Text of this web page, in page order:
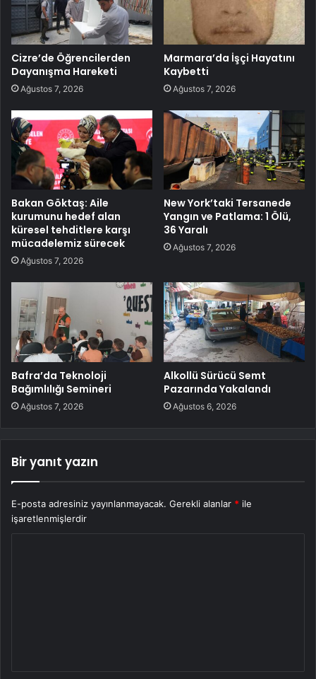
Cizre’de Öğrencilerden
Dayanışma Hareketi
Ağustos 7, 2026
Marmara’da İşçi Hayatını
Kaybetti
Ağustos 7, 2026
Bakan Göktaş: Aile
kurumunu hedef alan
küresel tehditlere karşı
mücadelemiz sürecek
Ağustos 7, 2026
New York’taki Tersanede
Yangın ve Patlama: 1 Ölü,
36 Yaralı
Ağustos 7, 2026
Bafra’da Teknoloji
Bağımlılığı Semineri
Ağustos 7, 2026
Alkollü Sürücü Semt
Pazarında Yakalandı
Ağustos 6, 2026
Bir yanıt yazın
E-posta adresiniz yayınlanmayacak. Gerekli alanlar * ile
işaretlenmişlerdir